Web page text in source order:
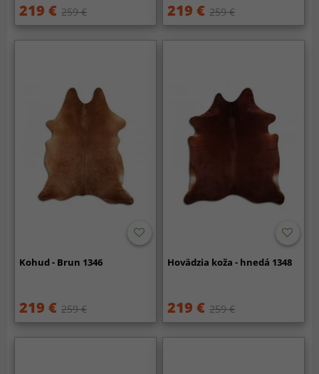
219 € 259 € 219 € 259 €
Kohud - Brun 1346
219 € 259 €
Hovädzia koža - hnedá 1348
219 € 259 €